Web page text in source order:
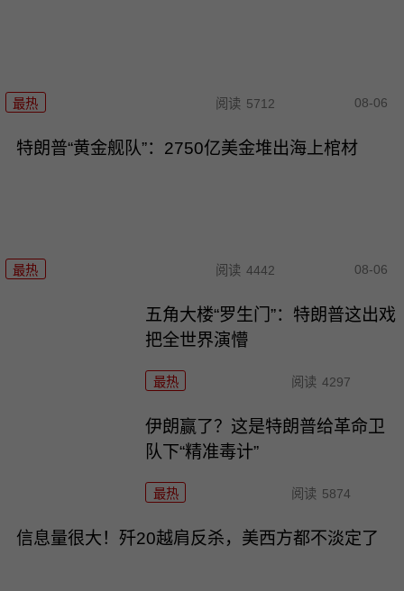
最热 阅读 5712 08-06
特朗普“黄金舰队”：2750亿美金堆出海上棺材
最热 阅读 4442 08-06
五角大楼“罗生门”：特朗普这出戏
把全世界演懵
最热 阅读 4297
伊朗赢了？这是特朗普给革命卫
队下“精准毒计”
最热 阅读 5874
信息量很大！歼20越肩反杀，美西方都不淡定了